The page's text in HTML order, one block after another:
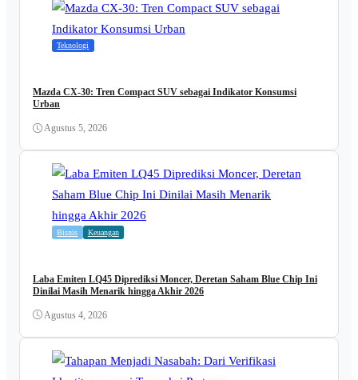
Teknologi
Mazda CX-30: Tren Compact SUV sebagai Indikator Konsumsi
Urban
Agustus 5, 2026
Bisnis Keuangan
Laba Emiten LQ45 Diprediksi Moncer, Deretan Saham Blue Chip Ini
Dinilai Masih Menarik hingga Akhir 2026
Agustus 4, 2026